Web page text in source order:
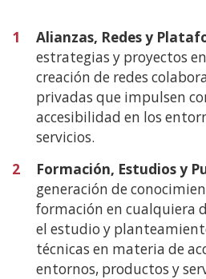
1 Alianzas, Redes y
estrategias y proyectos
creación de redes
privadas que impulsen
accesibilidad en los
servicios.
2
Formación, Estudios y
generación de
formación en cualquiera
el estudio y
técnicas en materia de
entornos, productos y